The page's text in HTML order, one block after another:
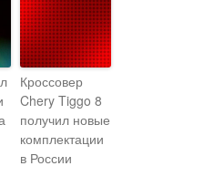
Кроссовер
Chery Tiggo 8
получил новые
комплектации
в России